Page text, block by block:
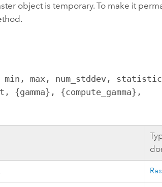
object is temporary. To make it
max, num_stddev,
{compute_gamma},